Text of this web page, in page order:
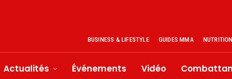
BUSINESS & LIFESTYLE GUIDES MMA NUTRITION
Actualités Événements Vidéo